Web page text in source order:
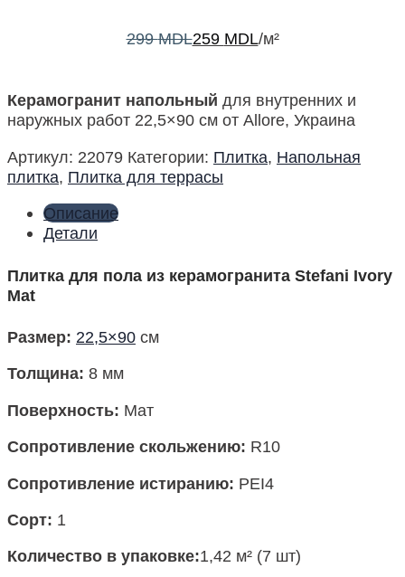
299MDL259 MDL/м²
Керамогранит напольный для внутренних и
наружных работ 22,5×90 см от Allore, Украина
Артикул: 22079 Категории: Плитка, Напольная
плитка, Плитка для террасы
Описание
Детали
Плитка для пола из керамогранита Stefani Ivory
Mat
Размер: 22,5×90 см
Толщина: 8 мм
Поверхность: Мат
Сопротивление скольжению: R10
Сопротивление истиранию: PEI4
Сорт: 1
Количество в упаковке:1,42 м² (7 шт)